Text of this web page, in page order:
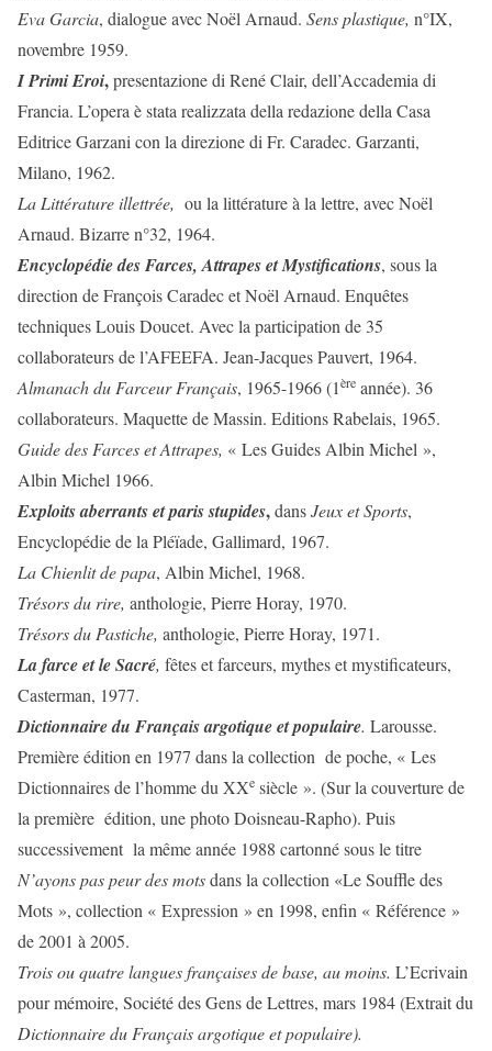
Eva Garcia, dialogue avec Noël Arnaud. Sens plastique, n°IX,
novembre 1959.
I Primi Eroi,presentazione di René Clair, dell’Accademia di
Francia. L’opera è stata realizzata della redazione della Casa
Editrice Garzani con la direzione di Fr. Caradec. Garzanti,
Milano, 1962.
La Littérature illettrée, ou la littérature à la lettre, avec Noël
Arnaud. Bizarre n°32, 1964.
Encyclopédie des Farces, Attrapes et Mystifications, sous la
direction de François Caradec et Noël Arnaud. Enquêtes
techniques Louis Doucet. Avec la participation de 35
collaborateurs de l’AFEEFA. Jean-Jacques Pauvert, 1964.
Almanach du Farceur Français, 1965-1966 (1ère année). 36
collaborateurs. Maquette de Massin. Editions Rabelais, 1965.
Guide des Farces et Attrapes, « Les Guides Albin Michel »,
Albin Michel 1966.
Exploits aberrants et paris stupides,dansJeux et Sports,
Encyclopédie de la Pléïade, Gallimard, 1967.
La Chienlit de papa, Albin Michel, 1968.
Trésors du rire, anthologie, Pierre Horay, 1970.
Trésors du Pastiche, anthologie, Pierre Horay, 1971.
La farce et le Sacré, fêtes et farceurs, mythes et mystificateurs,
Casterman, 1977.
Dictionnaire du Français argotique et populaire. Larousse.
Première édition en 1977 dans la collection de poche, « Les
Dictionnaires de l’homme du XXe siècle ». (Sur la couverture de
la première édition, une photo Doisneau-Rapho). Puis
successivement la même année 1988 cartonné sous le titre
N’ayons pas peur des motsdans la collection «Le Souffle des
Mots », collection « Expression » en 1998, enfin « Référence »
de 2001 à 2005.
Trois ou quatre langues françaises de base, au moins. L’Ecrivain
pour mémoire, Société des Gens de Lettres, mars 1984 (Extrait du
Dictionnaire du Français argotique et populaire).